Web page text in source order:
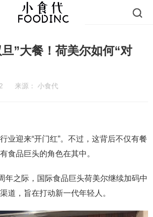
”大餐！荷美尔如何“对
来源： 小食代
业迎来“开门红”。不过，这背后不仅有餐
食品巨头的角色在其中。
年之际，国际食品巨头荷美尔继续加码中
道，旨在打动新一代年轻人。